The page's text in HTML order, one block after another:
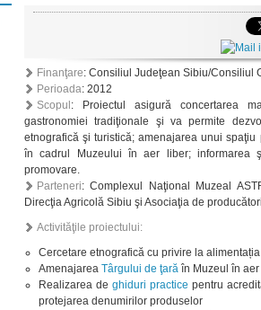
Finanţare: Consiliul Judeţean Sibiu/Consiliul
Perioada: 2012
Scopul : Proiectul asigură concertarea
gastronomiei tradiţionale şi va permite
etnografică şi turistică; amenajarea unui
în cadrul Muzeului în aer liber; informarea
promovare.
Parteneri: Complexul Naţional Muzeal
Direcţia Agricolă Sibiu şi Asociaţia de
Activităţile proiectului:
Cercetare etnografică cu privire la
Amenajarea Târgului de ţară în Muzeul în
Realizarea de ghiduri practice pentru
protejarea denumirilor produselor